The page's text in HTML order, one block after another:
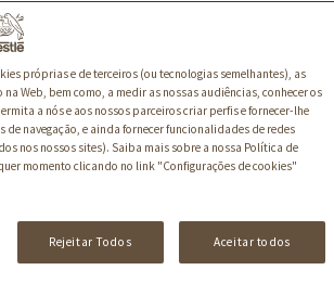
próprias e de terceiros (ou tecnologias semelhantes), as
Web, bem como, a medir as nossas audiências, conhecer os
a nós e aos nossos parceiros criar perfis e fornecer-lhe
navegação, e ainda fornecer funcionalidades de redes
nos nossos sites). Saiba mais sobre a nossa Política de
momento clicando no link "Configurações de cookies"
Rejeitar Todos Aceitar todos